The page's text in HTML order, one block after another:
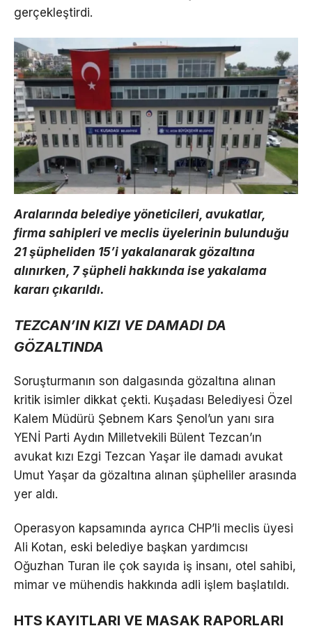
gerçekleştirdi.
Aralarında belediye yöneticileri, avukatlar,
firma sahipleri ve meclis üyelerinin bulunduğu
21 şüpheliden 15’i yakalanarak gözaltına
alınırken, 7 şüpheli hakkında ise yakalama
kararı çıkarıldı.
TEZCAN’IN KIZI VE DAMADI DA
GÖZALTINDA
Soruşturmanın son dalgasında gözaltına alınan
kritik isimler dikkat çekti. Kuşadası Belediyesi Özel
Kalem Müdürü Şebnem Kars Şenol’un yanı sıra
YENİ Parti Aydın Milletvekili Bülent Tezcan’ın
avukat kızı Ezgi Tezcan Yaşar ile damadı avukat
Umut Yaşar da gözaltına alınan şüpheliler arasında
yer aldı.
Operasyon kapsamında ayrıca CHP’li meclis üyesi
Ali Kotan, eski belediye başkan yardımcısı
Oğuzhan Turan ile çok sayıda iş insanı, otel sahibi,
mimar ve mühendis hakkında adli işlem başlatıldı.
HTS KAYITLARI VE MASAK RAPORLARI